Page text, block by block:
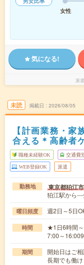
女性
気になる!
派
未読 掲載日 2026/08/05
【計画業務・家
合える＊高齢者
職種未経験OK 交通費
WEB登録OK 派遣
勤務地 東京都狛江市
狛江駅から
曜日頻度 週2日～5日
時間
★1日6時間
7:00～
期間
開始日はご
長期でも働け